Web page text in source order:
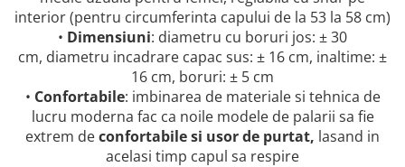
interior (pentru circumferinta capului de la 53 la 58 cm)
• Dimensiuni: diametru cu boruri jos: ± 30
cm, diametru incadrare capac sus: ± 16 cm, inaltime: ±
16 cm, boruri: ± 5 cm
• Confortabile: imbinarea de materiale si tehnica de
lucru moderna fac ca noile modele de palarii sa fie
extrem deconfortabile si usor de purtat, lasand in
acelasi timp capul sa respire